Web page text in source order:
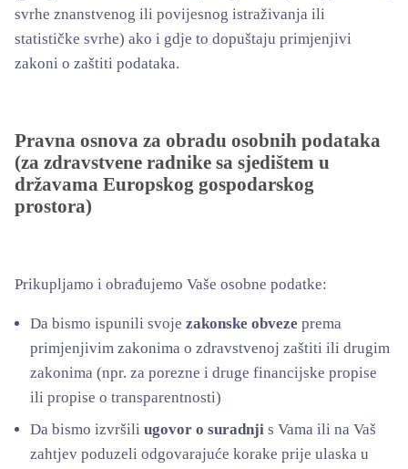
svrhe znanstvenog ili povijesnog istraživanja ili
statističke svrhe) ako i gdje to dopuštaju primjenjivi
zakoni o zaštiti podataka.
Pravna osnova za obradu osobnih podataka
(za zdravstvene radnike sa sjedištem u
državama Europskog gospodarskog
prostora)
Prikupljamo i obrađujemo Vaše osobne podatke:
Da bismo ispunili svojezakonske obveze prema
primjenjivim zakonima o zdravstvenoj zaštiti ili drugim
zakonima (npr. za porezne i druge financijske propise
ili propise o transparentnosti)
Da bismo izvršiliugovor o suradnji s Vama ili na Vaš
zahtjev poduzeli odgovarajuće korake prije ulaska u